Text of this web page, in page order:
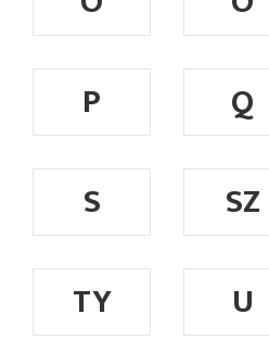
P
Q
S
SZ
TY
U